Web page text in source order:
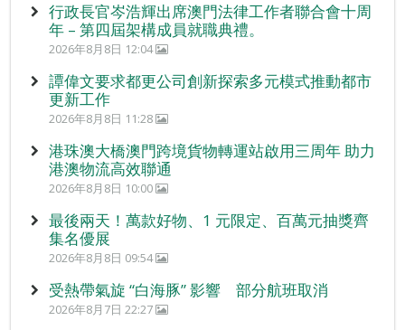
行政長官岑浩輝出席澳門法律工作者聯合會十周
年 – 第四屆架構成員就職典禮。
2026年8月8日 12:04
譚偉文要求都更公司創新探索多元模式推動都市
更新工作
2026年8月8日 11:28
港珠澳大橋澳門跨境貨物轉運站啟用三周年 助力
港澳物流高效聯通
2026年8月8日 10:00
最後兩天！萬款好物、1 元限定、百萬元抽獎齊
集名優展
2026年8月8日 09:54
受熱帶氣旋 “白海豚” 影響 部分航班取消
2026年8月7日 22:27